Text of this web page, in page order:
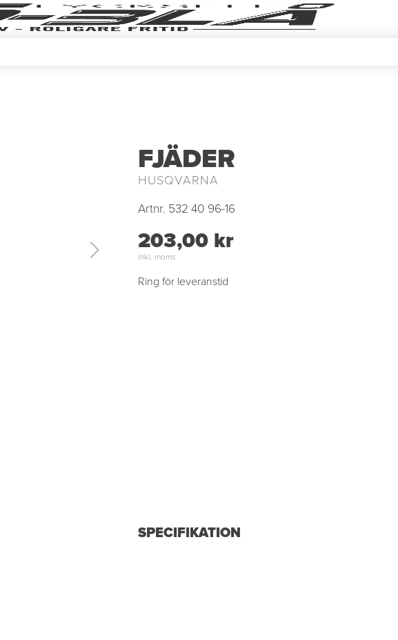
FJÄDER
HUSQVARNA
Artnr. 532 40 96-16
203,00 kr
Inkl. moms
Ring för leveranstid
SPECIFIKATION